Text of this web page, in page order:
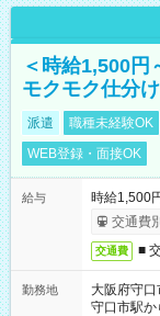
＜時給1,500円
モクモク仕分け
派遣 職種未経験OK
WEB登録・面接OK
給与
時給1,500
交通費
交通費 ■
勤務地
大阪府守口
守口市駅